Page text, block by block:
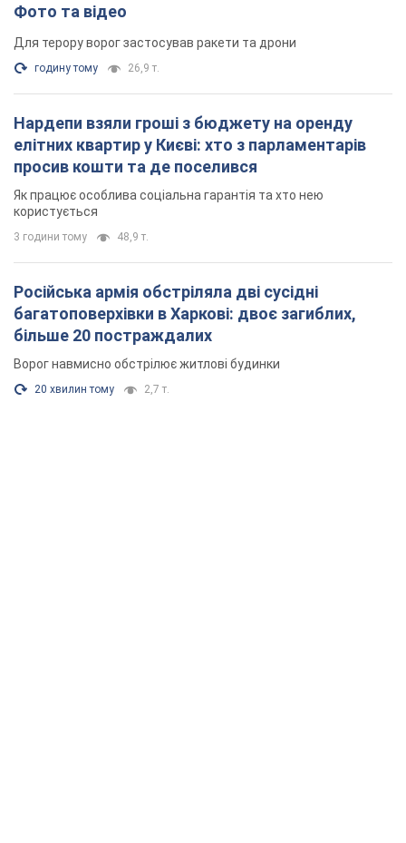
Фото та відео
Для терору ворог застосував ракети та дрони
годину тому 26,9 т.
Нардепи взяли гроші з бюджету на оренду
елітних квартир у Києві: хто з парламентарів
просив кошти та де поселився
Як працює особлива соціальна гарантія та хто нею
користується
3 години тому 48,9 т.
Російська армія обстріляла дві сусідні
багатоповерхівки в Харкові: двоє загиблих,
більше 20 постраждалих
Ворог навмисно обстрілює житлові будинки
20 хвилин тому 2,7 т.